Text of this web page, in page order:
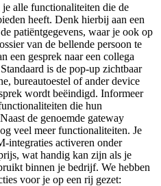
alle functionaliteiten die de
heeft. Denk hierbij aan een
patiëntgegevens, waar je ook op
van de bellende persoon te
een gesprek naar een collega
is de pop-up zichtbaar
bureautoestel of ander device
wordt beëindigd. Informeer
die hun
de genoemde gateway
veel meer functionaliteiten. Je
integraties activeren onder
wat handig kan zijn als je
binnen je bedrijf. We hebben
voor je op een rij gezet: